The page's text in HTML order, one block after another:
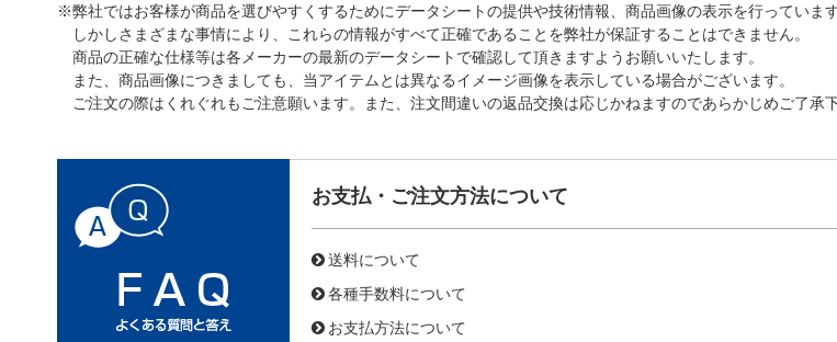
※弊社ではお客様が商品を選びやすくするためにデータシートの提供や技術情報、商品画像の表示を行っています
しかしさまざまな事情により、これらの情報がすべて正確であることを弊社が保証することはできません。
商品の正確な仕様等は各メーカーの最新のデータシートで確認して頂きますようお願いいたします。
また、商品画像につきましても、当アイテムとは異なるイメージ画像を表示している場合がございます。
ご注文の際はくれぐれもご注意願います。また、注文間違いの返品交換は応じかねますのであらかじめご了承下
お支払・ご注文方法について
送料について
各種手数料について
お支払方法について